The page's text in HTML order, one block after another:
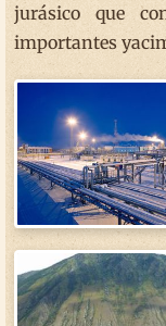
jurásico que
importantes